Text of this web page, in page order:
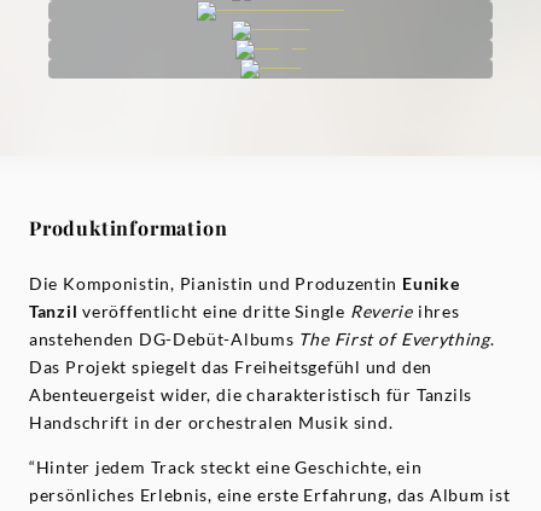
Produktinformation
Die Komponistin, Pianistin und Produzentin Eunike
Tanzilveröffentlicht eine dritte Single Reverie ihres
anstehenden DG-Debüt-Albums The First of Everything.
Das Projekt spiegelt das Freiheitsgefühl und den
Abenteuergeist wider, die charakteristisch für Tanzils
Handschrift in der orchestralen Musik sind.
“Hinter jedem Track steckt eine Geschichte, ein
persönliches Erlebnis, eine erste Erfahrung, das Album ist